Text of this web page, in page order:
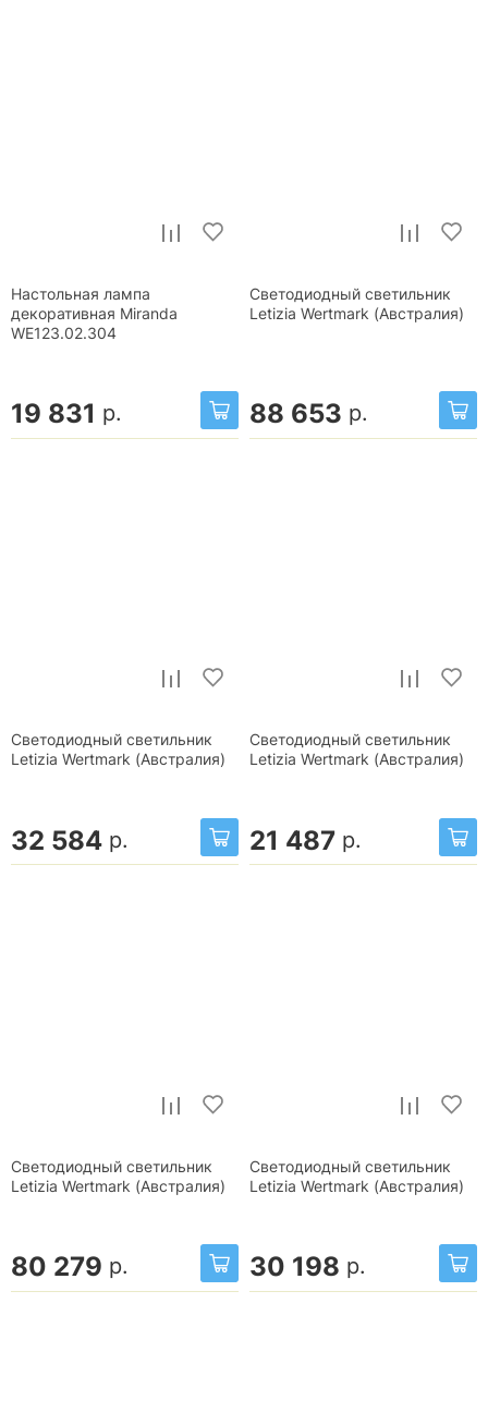
Настольная лампа
декоративная Miranda
WE123.02.304
19 831 р.
Светодиодный светильник
Letizia Wertmark (Австралия)
88 653 р.
Светодиодный светильник
Letizia Wertmark (Австралия)
32 584 р.
Светодиодный светильник
Letizia Wertmark (Австралия)
21 487 р.
Светодиодный светильник
Letizia Wertmark (Австралия)
80 279 р.
Светодиодный светильник
Letizia Wertmark (Австралия)
30 198 р.